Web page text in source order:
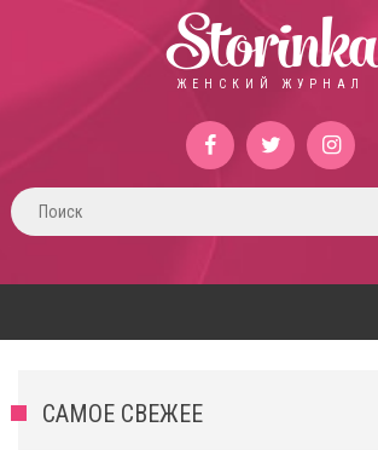
Storinka
ЖЕНСКИЙ ЖУРНАЛ
САМОЕ СВЕЖЕЕ